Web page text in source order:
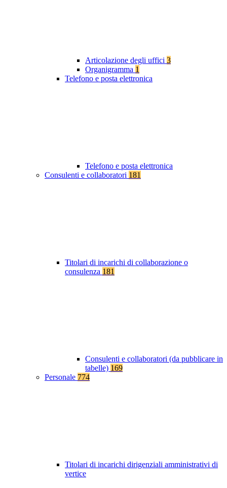
Articolazione degli uffici 3
Organigramma 1
Telefono e posta elettronica
Telefono e posta elettronica
Consulenti e collaboratori 181
Titolari di incarichi di collaborazione o
consulenza 181
Consulenti e collaboratori (da pubblicare in
tabelle) 169
Personale 774
Titolari di incarichi dirigenziali amministrativi di
vertice